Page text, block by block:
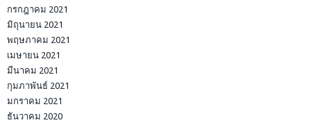
กรกฎาคม 2021
มิถุนายน 2021
พฤษภาคม 2021
เมษายน 2021
มีนาคม 2021
กุมภาพันธ์ 2021
มกราคม 2021
ธันวาคม 2020